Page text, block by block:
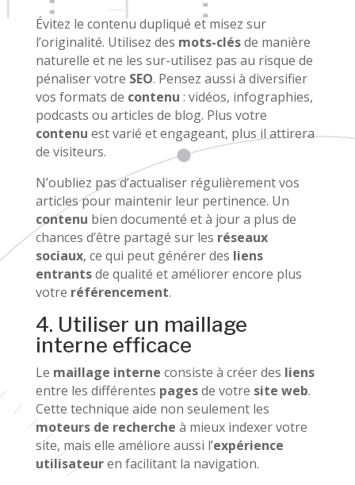
Évitez le contenu dupliqué et misez sur
l’originalité. Utilisez des mots-clésde manière
naturelle et ne les sur-utilisez pas au risque de
pénaliser votre SEO. Pensez aussi à diversifier
vos formats de contenu : vidéos, infographies,
podcasts ou articles de blog. Plus votre
contenu est varié et engageant, plus il attirera
de visiteurs.
N’oubliez pas d’actualiser régulièrement vos
articles pour maintenir leur pertinence. Un
contenu bien documenté et à jour a plus de
chances d’être partagé sur les réseaux
sociaux, ce qui peut générer des liens
entrantsde qualité et améliorer encore plus
votre référencement.
4. Utiliser un maillage
interne efficace
Le maillage interne consiste à créer des liens
entre les différentes pagesde votre site web.
Cette technique aide non seulement les
moteurs de recherche à mieux indexer votre
site, mais elle améliore aussi l’expérience
utilisateuren facilitant la navigation.